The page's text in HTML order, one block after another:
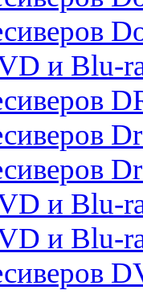
и Blu-
и Blu-
и Blu-